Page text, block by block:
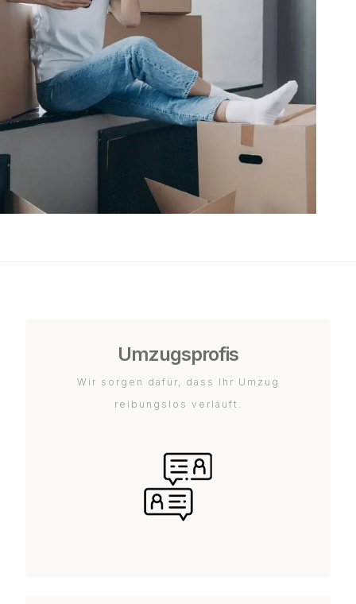
Umzugsprofis
Wir sorgen dafür, dass Ihr Umzug
reibungslos verläuft.